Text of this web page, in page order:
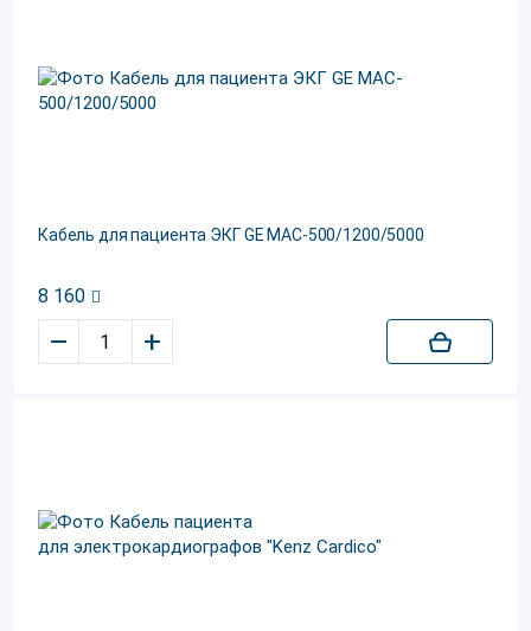
Кабель для пациента ЭКГ GE MAC-500/1200/5000
8 160
– +